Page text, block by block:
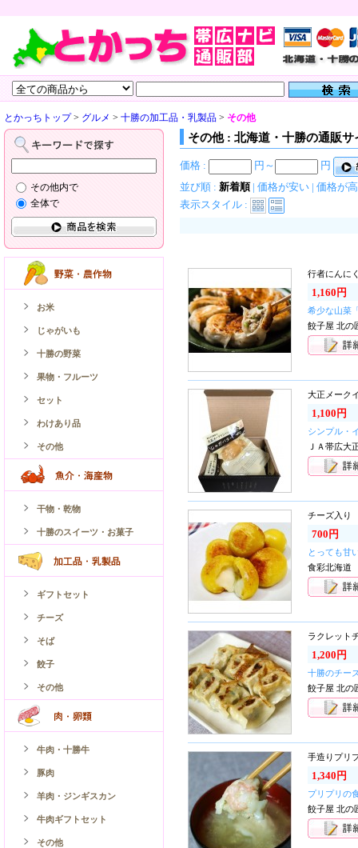
とかっちトップ> グルメ > 十勝の加工品・乳製品 > その他
その他 : 北海道・十勝の通販サ
価格 : 円～
円
並び順 : 新着順| 価格が安い | 価格が
表示スタイル :
行者にんに
1,160円
希少な山菜
餃子屋 北の
大正メーク
1,100円
シンプル・
ＪＡ帯広大
チーズ入り
700円
とっても甘
食彩北海道
ラクレット
1,200円
十勝のチー
餃子屋 北の
手造りプリ
1,340円
プリプリの
餃子屋 北の
その他内で
全体で
お米
じゃがいも
十勝の野菜
果物・フルーツ
セット
わけあり品
その他
干物・乾物
十勝のスイーツ・お菓子
ギフトセット
チーズ
そば
餃子
その他
牛肉・十勝牛
豚肉
羊肉・ジンギスカン
牛肉ギフトセット
その他